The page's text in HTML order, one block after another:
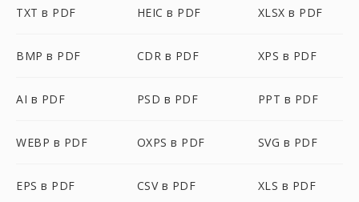
TXT в PDF HEIC в PDF XLSX в PDF
BMP в PDF CDR в PDF XPS в PDF
AI в PDF PSD в PDF PPT в PDF
WEBP в PDF OXPS в PDF SVG в PDF
EPS в PDF CSV в PDF XLS в PDF